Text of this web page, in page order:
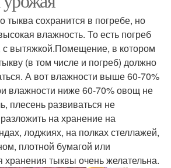
тыква сохранится в погребе, но
влажность. То есть погреб
с вытяжкой.Помещение, в котором
(в том числе и погреб) должно
А вот влажности выше 60-70%
влажности ниже 60-70% овощ не
плесень развиваться не
на хранение на
лоджиях, на полках стеллажей,
плотной бумагой или
хранения тыквы очень желательна.